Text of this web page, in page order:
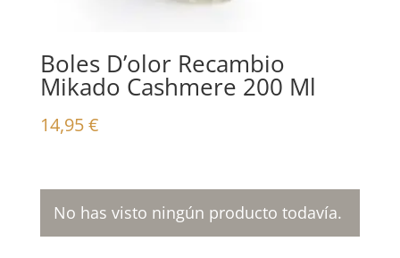
Boles D’olor Recambio
Mikado Cashmere 200 Ml
14,95€
No has visto ningún producto todavía.